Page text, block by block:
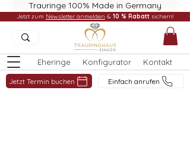
Trauringe 100% Made in Germany
Eheringe Konfigurator Kontakt
Jetzt Termin buchen Einfach anrufen
Jetzt zum Newsletter anmelden & 10 % Rabatt sichern!